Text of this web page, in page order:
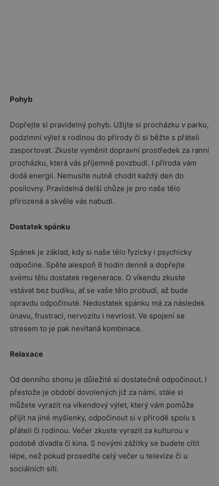
Pohyb
Dopřejte si pravidelný pohyb. Užijte si procházku v parku,
podzimní výlet s rodinou do přírody či si běžte s přáteli
zasportovat. Zkuste vyměnit dopravní prostředek za ranní
procházku, která vás příjemně povzbudí. I příroda vám
dodá energii. Nemusíte nutně chodit každý den do
posilovny. Pravidelná delší chůze je pro naše tělo
přirozená a skvěle vás nabudí.
Dostatek spánku
Spánek je základ, kdy si naše tělo fyzicky i psychicky
odpočine. Spěte alespoň 6 hodin denně a dopřejte
svému tělu dostatek regenerace. O víkendu zkuste
vstávat bez budíku, ať se vaše tělo probudí, až bude
opravdu odpočinuté. Nedostatek spánku má za následek
únavu, frustraci, nervozitu i nevrlost. Ve spojení se
stresem to je pak nevítaná kombinace.
Relaxace
Od denního shonu je důležité si dostatečně odpočinout. I
přestože je období dovolených již za námi, stále si
můžete vyrazit na víkendový výlet, který vám pomůže
přijít na jiné myšlenky, odpočinout si v přírodě spolu s
přáteli či rodinou. Večer zkuste vyrazit za kulturou v
podobě divadla či kina. S novými zážitky se budete cítit
lépe, než pokud prosedíte celý večer u televize či u
sociálních sítí.